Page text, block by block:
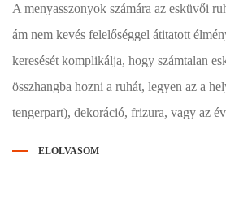
A menyasszonyok számára az esküvői
ám nem kevés felelőséggel átitatott
keresését komplikálja, hogy számtalan
összhangba hozni a ruhát, legyen az a
tengerpart), dekoráció, frizura, vagy az
ELOLVASOM